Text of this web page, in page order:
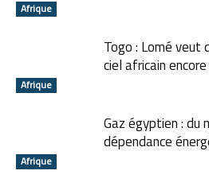
Afrique
Afrique
Togo : Lomé veut
ciel africain
Afrique
Gaz égyptien : du
dépendance